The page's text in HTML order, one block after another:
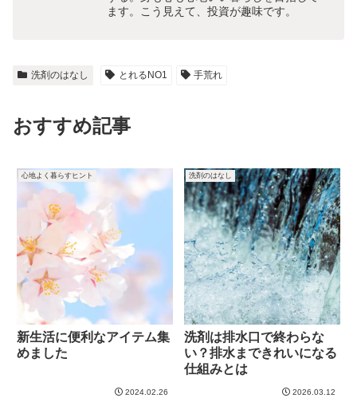
ます。こう見えて、投資が趣味です。
洗剤のはなし とれるNO1 手荒れ
おすすめ記事
心地よく暮らすヒント
新生活に便利なアイテム集
めました
2024.02.26
洗剤のはなし
洗剤は排水口で終わらな
い？排水まできれいになる
仕組みとは
2026.03.12